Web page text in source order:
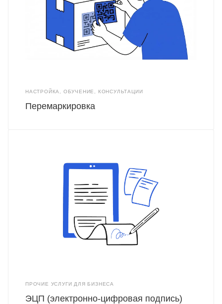
НАСТРОЙКА, ОБУЧЕНИЕ, КОНСУЛЬТАЦИИ
Перемаркировка
ПРОЧИЕ УСЛУГИ ДЛЯ БИЗНЕСА
ЭЦП (электронно-цифровая подпись)